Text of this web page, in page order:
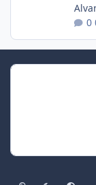
Light ModeDark ModeSystem